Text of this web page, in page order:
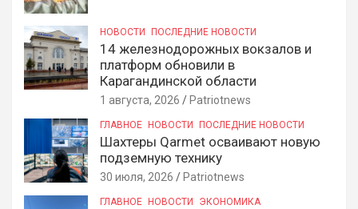
НОВОСТИ ПОСЛЕДНИЕ НОВОСТИ
14 железнодорожных вокзалов и
платформ обновили в
Карагандинской области
1 августа, 2026 Patriotnews
ГЛАВНОЕ НОВОСТИ ПОСЛЕДНИЕ НОВОСТИ
Шахтеры Qarmet осваивают новую
подземную технику
30 июля, 2026 Patriotnews
ГЛАВНОЕ НОВОСТИ ЭКОНОМИКА